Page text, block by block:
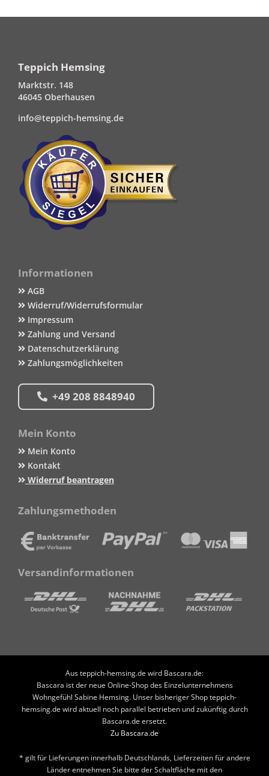
Teppich Hemsing
Marktstr. 148
46045 Oberhausen
info@teppich-hemsing.de
Informationen
AGB
Widerruf/Widerrufsformular
Impressum
Zahlung und Versand
Datenschutzerklärung
Zahlungsmöglichkeiten
+49 208 8848940
Mein Konto
Mein Konto
Kontakt
Widerruf beantragen
Zahlungsmethoden
Versandinformationen
Aus teppich-hemsing.de wird Bascara.de:
Bascara ist der neue Online-Shop des Einzelunternehmens
Wohngefühl Sabine Hemsing. Unser bisheriger Shop teppich-
hemsing.de wird aktuell noch parallel betrieben und zukünftig durch
Bascara.de ersetzt.
Zu Bascara.de
* gilt für Lieferungen innerhalb Deutschlands, Lieferzeiten für andere
Länder entnehmen Sie bitte der Schaltfläche mit den